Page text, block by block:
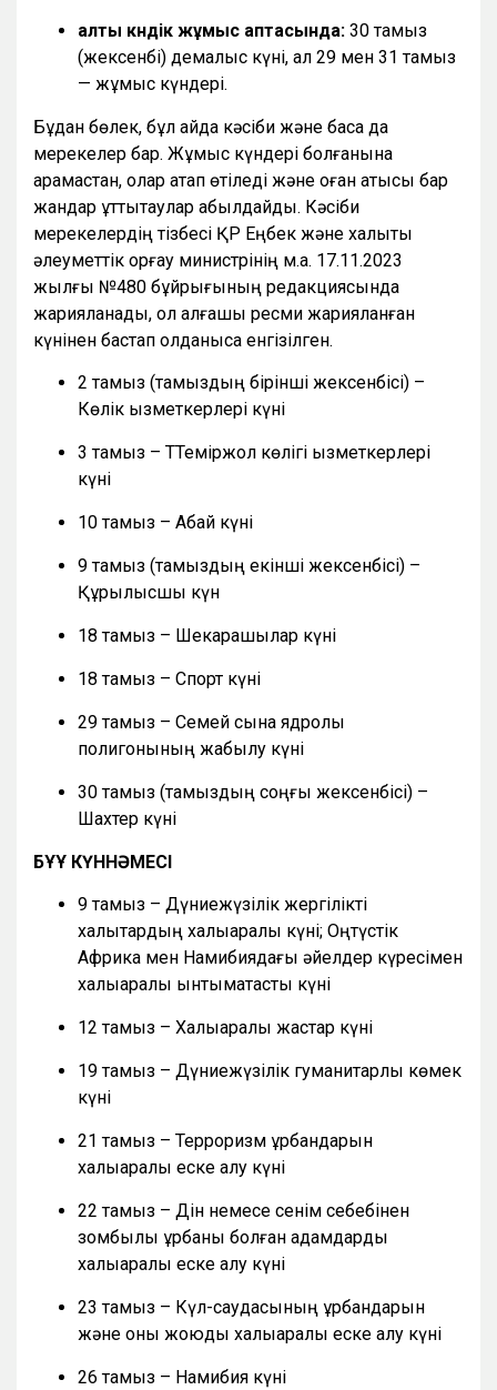
алты күндік жұмыс аптасында: 30 тамыз
(жексенбі) демалыс күні, ал 29 мен 31 тамыз
— жұмыс күндері.
Бұдан бөлек, бұл айда кәсіби және басқа да
мерекелер бар. Жұмыс күндері болғанына
қарамастан, олар атап өтіледі және оған қатысы бар
жандар құттықтаулар қабылдайды. Кәсіби
мерекелердің тізбесі ҚР Еңбек және халықты
әлеуметтік қорғау министрінің м.а. 17.11.2023
жылғы №480 бұйрығының редакциясында
жарияланады, ол алғашқы ресми жарияланған
күнінен бастап қолданысқа енгізілген.
2 тамыз (тамыздың бірінші жексенбісі) –
Көлік қызметкерлері күні
3 тамыз – ТТеміржол көлігі қызметкерлері
күні
10 тамыз – Абай күні
9 тамыз (тамыздың екінші жексенбісі) –
Құрылысшы күн
18 тамыз – Шекарашылар күні
18 тамыз – Спорт күні
29 тамыз – Семей сынақ ядролық
полигонының жабылу күні
30 тамыз (тамыздың соңғы жексенбісі) –
Шахтер күні
БҰҰ КҮННӘМЕСІ
9 тамыз – Дүниежүзілік жергілікті
халықтардың халықаралық күні; Оңтүстік
Африка мен Намибиядағы әйелдер күресімен
халықаралық ынтымақтастық күні
12 тамыз – Халықаралық жастар күні
19 тамыз – Дүниежүзілік гуманитарлық көмек
күні
21 тамыз – Терроризм құрбандарын
халықаралық еске алу күні
22 тамыз – Дін немесе сенім себебінен
зомбылық құрбаны болған адамдарды
халықаралық еске алу күні
23 тамыз – Күл-саудасының құрбандарын
және оны жоюды халықаралық еске алу күні
26 тамыз – Намибия күні